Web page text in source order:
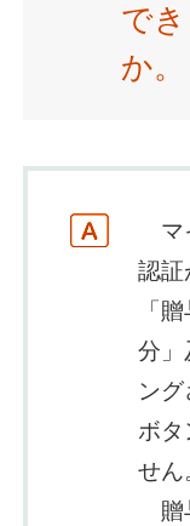
で
か。
マ
認証
「
分」
ング
ボタ
せん
贈